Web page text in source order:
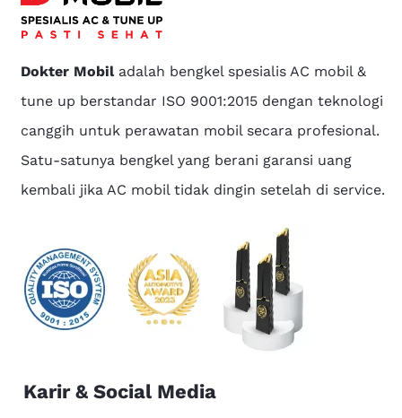
Dokter Mobiladalah bengkel spesialis AC mobil &
tune up berstandar ISO 9001:2015 dengan teknologi
canggih untuk perawatan mobil secara profesional.
Satu-satunya bengkel yang berani garansi uang
kembali jika AC mobil tidak dingin setelah di service.
Karir & Social Media